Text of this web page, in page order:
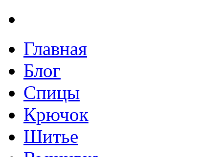
Главная
Блог
Спицы
Крючок
Шитье